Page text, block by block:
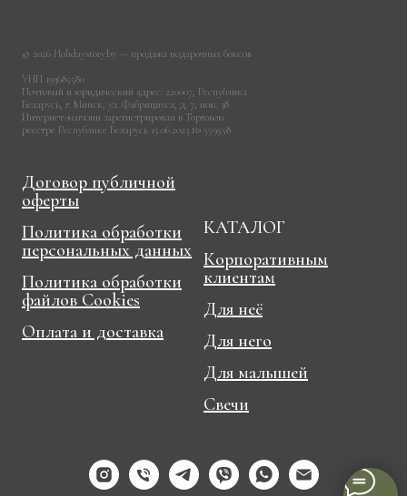
© 2026 Holidaystory.by — продажа подарочных боксов
УНП 193685580
Почтовый и юридический адрес: 220007, Республика
Беларусь, г. Минск, ул. Фабрициуса, д. 7, пом. 38
Интернет-магазин зарегистрирован в Торговом
реестре Республике Беларусь 15.06.2023 № 559558
Договор публичной
оферты
Политика обработки
персональных данных
Политика обработки
файлов Cookies
Оплата и доставка
КАТАЛОГ
Корпоративным
клиентам
Для неё
Для него
Для малышей
Свечи